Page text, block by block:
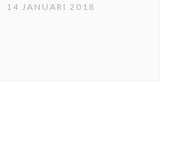
14 JANUARI 2018